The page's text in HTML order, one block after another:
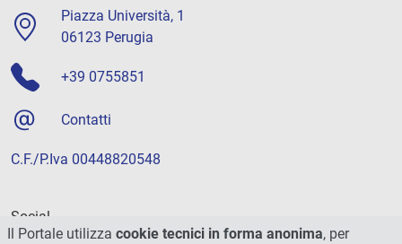
Piazza Università, 1
06123 Perugia
+39 0755851
Contatti
C.F./P.Iva 00448820548
Social
Il Portale utilizza cookie tecnici in forma anonima, per